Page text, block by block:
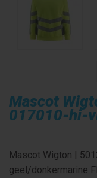
Mascot
017010-hi-
Mascot Wigton |
geel/donkermarine